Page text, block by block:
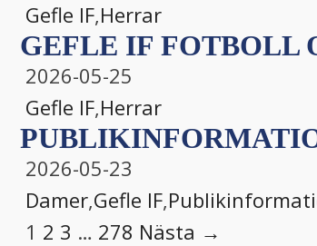
Gefle IF,Herrar
GEFLE IF FOTBOLL
2026-05-25
Gefle IF,Herrar
2026-05-23
Damer,Gefle IF,
1 2 3 … 278 Nästa →